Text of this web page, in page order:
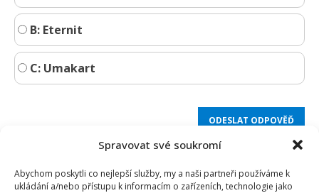
Spravovat své soukromí
Abychom poskytli co nejlepší služby, my a naši partneři používáme k
ukládání a/nebo přístupu k informacím o zařízeních, technologie jako
B: Eternit
C: Umakart